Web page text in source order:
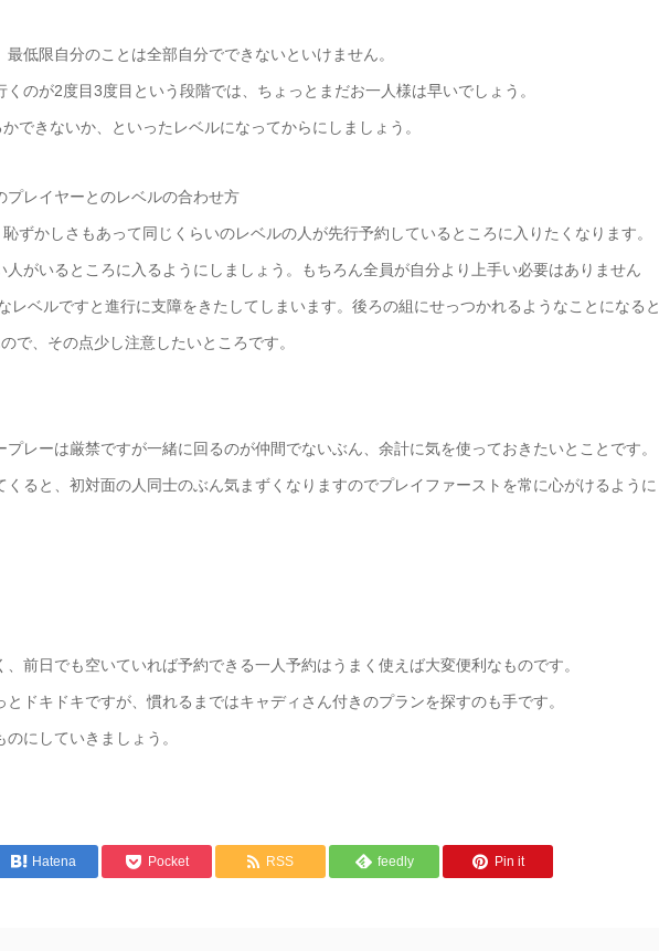
低限自分のことは全部自分でできないといけません。
のが2度目3度目という段階では、ちょっとまだお一人様は早いでしょう。
できないか、といったレベルになってからにしましょう。
プレイヤーとのレベルの合わせ方
ずかしさもあって同じくらいのレベルの人が先行予約しているところに入りたくなります。
人がいるところに入るようにしましょう。もちろん全員が自分より上手い必要はありません
レベルですと進行に支障をきたしてしまいます。後ろの組にせっつかれるようなことになると
で、その点少し注意したいところです。
レーは厳禁ですが一緒に回るのが仲間でないぶん、余計に気を使っておきたいとことです。
ると、初対面の人同士のぶん気まずくなりますのでプレイファーストを常に心がけるように
前日でも空いていれば予約できる一人予約はうまく使えば大変便利なものです。
ドキドキですが、慣れるまではキャディさん付きのプランを探すのも手です。
にしていきましょう。
Hatena Pocket RSS feedly Pin it